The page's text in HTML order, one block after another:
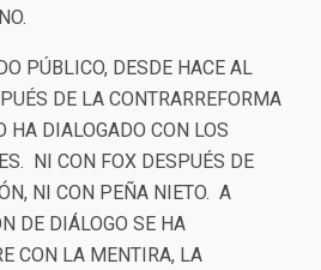
PÚBLICO, DESDE HACE AL
DE LA CONTRARREFORMA
HA DIALOGADO CON LOS
NI CON FOX DESPUÉS DE
NI CON PEÑA NIETO. A
DE DIÁLOGO SE HA
CON LA MENTIRA, LA